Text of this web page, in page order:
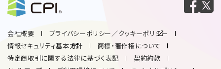
会社概要
プライバシーポリシー／クッキーポリシー
情報セキュリティ基本方針
商標・著作権について
特定商取引に関する法律に基づく表記
契約約款